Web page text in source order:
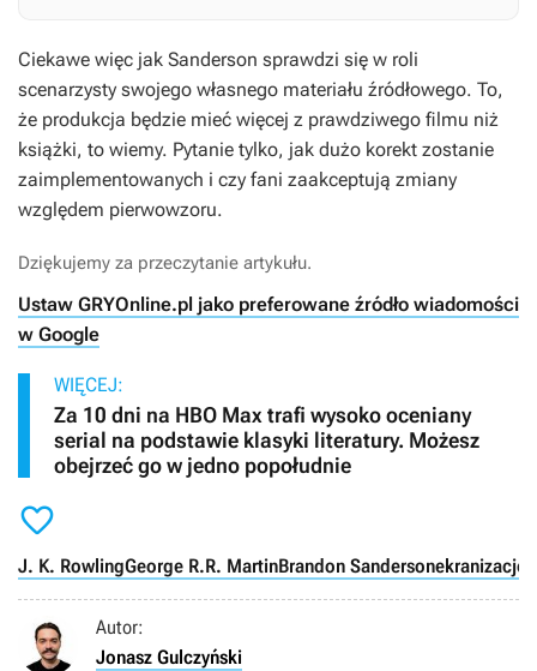
Ciekawe więc jak Sanderson sprawdzi się w roli
scenarzysty swojego własnego materiału źródłowego. To,
że produkcja będzie mieć więcej z prawdziwego filmu niż
książki, to wiemy. Pytanie tylko, jak dużo korekt zostanie
zaimplementowanych i czy fani zaakceptują zmiany
względem pierwowzoru.
Dziękujemy za przeczytanie artykułu.
Ustaw GRYOnline.pl jako preferowane źródło wiadomości
w Google
WIĘCEJ:
Za 10 dni na HBO Max trafi wysoko oceniany
serial na podstawie klasyki literatury. Możesz
obejrzeć go w jedno popołudnie

J. K. RowlingGeorge R.R. MartinBrandon Sandersonekranizacje
Autor:
Jonasz Gulczyński